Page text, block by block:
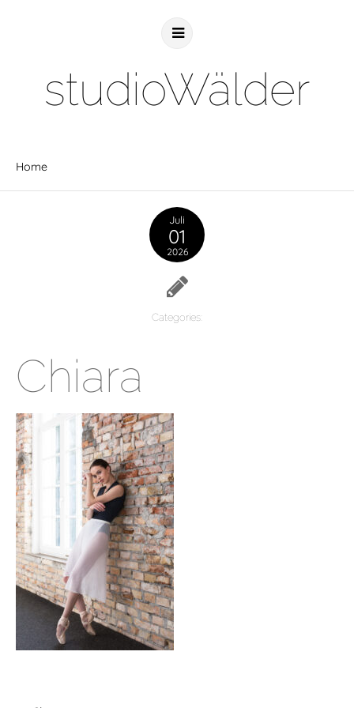
studioWälder
Home
Juli
01
2026
Categories:
Chiara